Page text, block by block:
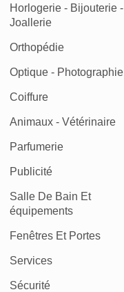
Horlogerie - Bijouterie -
Joallerie
Orthopédie
Optique - Photographie
Coiffure
Animaux - Vétérinaire
Parfumerie
Publicité
Salle De Bain Et
équipements
Fenêtres Et Portes
Services
Sécurité